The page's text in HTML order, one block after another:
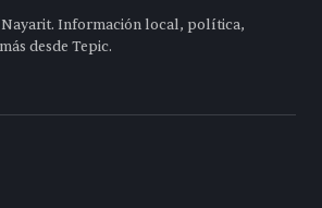
Nayarit. Información local, política,
desde Tepic.